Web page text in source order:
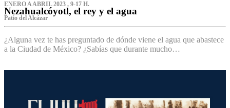
ENERO A ABRIL 2023 , 9-17 H.
Nezahualcóyotl, el rey y el agua
Patio del Alcázar
¿Alguna vez te has preguntado de dónde viene el agua que abastece
a la Ciudad de México? ¿Sabías que durante mucho…